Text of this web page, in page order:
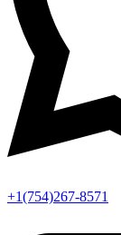
+1(754)267-8571